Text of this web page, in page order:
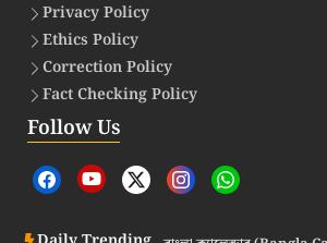
Privacy Policy
Ethics Policy
Correction Policy
Fact Checking Policy
Follow Us